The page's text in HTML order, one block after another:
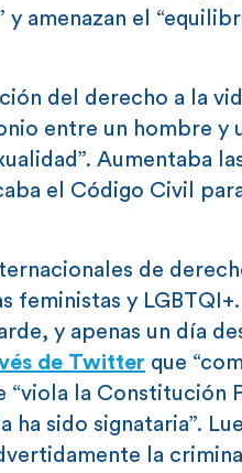
amenazan el
del derecho a la
entre un hombre y
Aumentaba
el Código Civil
de
feministas y LGBTQI+.
y apenas un día
de Twitter que
“viola la Constitución
ha sido signataria”.
la